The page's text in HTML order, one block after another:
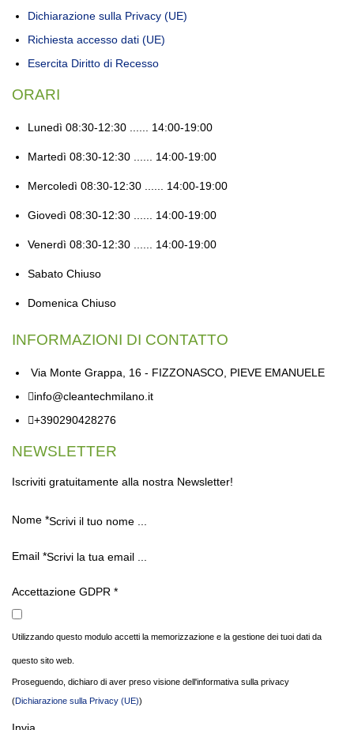
Dichiarazione sulla Privacy (UE)
Richiesta accesso dati (UE)
Esercita Diritto di Recesso
ORARI
Lunedì 08:30-12:30 ...... 14:00-19:00
Martedì 08:30-12:30 ...... 14:00-19:00
Mercoledì 08:30-12:30 ...... 14:00-19:00
Giovedì 08:30-12:30 ...... 14:00-19:00
Venerdì 08:30-12:30 ...... 14:00-19:00
Sabato Chiuso
Domenica Chiuso
INFORMAZIONI DI CONTATTO
Via Monte Grappa, 16 - FIZZONASCO, PIEVE EMANUELE
info@cleantechmilano.it
+390290428276
NEWSLETTER
Iscriviti gratuitamente alla nostra Newsletter!
Nome *
Email *
Accettazione GDPR *
Utilizzando questo modulo accetti la memorizzazione e la gestione dei tuoi dati da
questo sito web.
Proseguendo, dichiaro di aver preso visione dell'informativa sulla privacy
(Dichiarazione sulla Privacy (UE))